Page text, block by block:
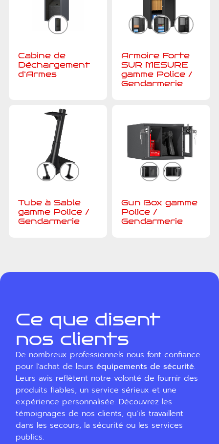
Cabine de
Déchargement
d’Armes
Armoire Forte
SUR MESURE
gamme Police /
Gendarmerie
Tube à Sable
gamme Police /
Gendarmerie
Gun Box gamme
Police /
Gendarmerie
Ce que disent
nos clients
De nombreux professionnels nous font confiance
pour l’achat de leurséquipements de sécurité.
Leurs avis reflètent notre volonté de fournir des
produits fiables, un service sérieux et une
expérience personnalisée. Découvrez les
témoignages de nos clients, qu’ils travaillent
dans les secours, la sécurité ou les services
publics.